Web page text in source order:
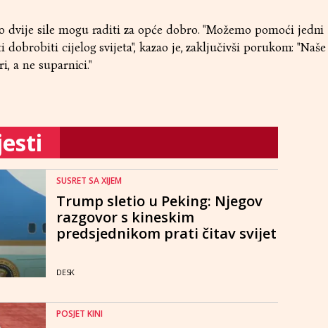
dvije sile mogu raditi za opće dobro. "Možemo pomoći jedni
cijelog svijeta", kazao je, zaključivši porukom: "Naše
a ne suparnici."
SUSRET SA XIJEM
Trump sletio u Peking: Njegov
razgovor s kineskim
predsjednikom prati čitav svijet
DESK
POSJET KINI